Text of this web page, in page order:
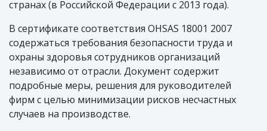
странах (в Российской Федерации с 2013 года).
В сертификате соответствия OHSAS 18001 2007
содержаться требования безопасности труда и
охраны здоровья сотрудников организаций
независимо от отрасли. Документ содержит
подробные меры, решения для руководителей
фирм с целью минимизации рисков несчастных
случаев на производстве.